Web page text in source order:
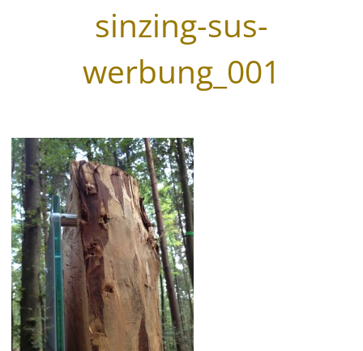
Wegeleitsysteme
Beschriftungen
Fahrzeugbeschriftungen
Glasveredelung
Werbegrafik & Drucksachen
Vergoldungen
Werbetürme & Pylone
LED Umrüstung
sinzing-sus-
werbung_001